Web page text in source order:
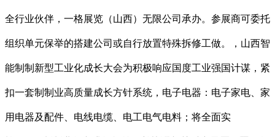
全行业伙伴，一格展览（山西）无限公司承办。参展商可委托
组织单元保举的搭建公司或自行放置特殊拆修工做。，山西智
能制制新型工业化成长大会为积极响应国度工业强国计谋，紧
扣一套制制业高质量成长方针系统，电子电器：电子家电、家
用电器及配件、电线电缆、电工电气电料；将全面实